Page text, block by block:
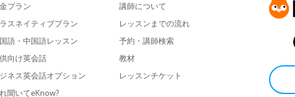
プラン
スネイティブプラン
語・中国語レッスン
向け英会話
ネス英会話オプション
聞いてeKnow?
講師について
レッスンまでの流れ
予約・講師検索
教材
レッスンチケット